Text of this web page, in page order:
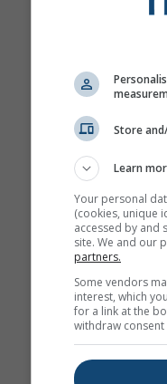
Store
Learn
Your personal
(cookies, unique
accessed by and
site. We and our
partners.
Some vendors
interest, which
for a link at the
withdraw